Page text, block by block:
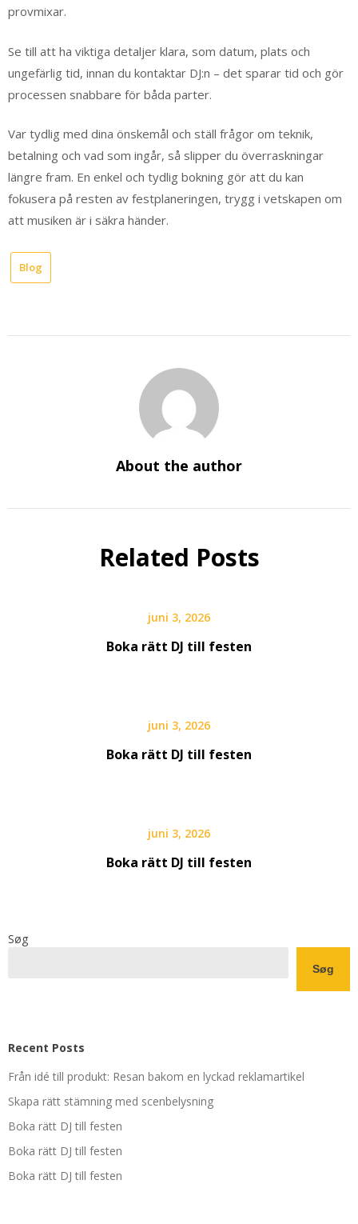
provmixar.
Se till att ha viktiga detaljer klara, som datum, plats och
ungefärlig tid, innan du kontaktar DJ:n – det sparar tid och gör
processen snabbare för båda parter.
Var tydlig med dina önskemål och ställ frågor om teknik,
betalning och vad som ingår, så slipper du överraskningar
längre fram. En enkel och tydlig bokning gör att du kan
fokusera på resten av festplaneringen, trygg i vetskapen om
att musiken är i säkra händer.
Blog
About the author
Related Posts
juni 3, 2026
Boka rätt DJ till festen
juni 3, 2026
Boka rätt DJ till festen
juni 3, 2026
Boka rätt DJ till festen
Søg
Søg
Recent Posts
Från idé till produkt: Resan bakom en lyckad reklamartikel
Skapa rätt stämning med scenbelysning
Boka rätt DJ till festen
Boka rätt DJ till festen
Boka rätt DJ till festen